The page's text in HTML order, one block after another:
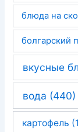
блюда на
болгарский
вкусные
вода (440)
картофель